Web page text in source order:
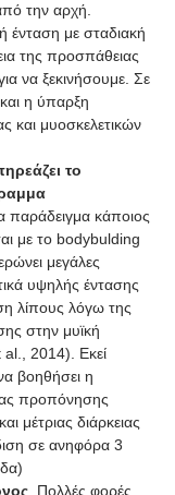
την αρχή.
με σταδιακή
της προσπάθειας
να ξεκινήσουμε. Σε
η ύπαρξη
και μυοσκελετικών
το
παράδειγμα κάποιος
με το bodybulding
μεγάλες
υψηλής έντασης
λίπους λόγω της
στην μυϊκή
2014). Εκεί
βοηθήσει η
προπόνησης
μέτριας διάρκειας
σε ανηφόρα 3
. Πολλές φορές